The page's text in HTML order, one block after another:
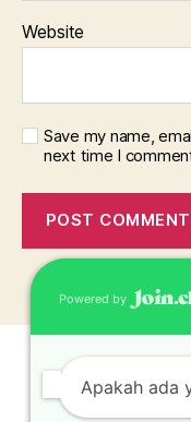
Website
Save my name,
next time I
Powered by
Apakah ada